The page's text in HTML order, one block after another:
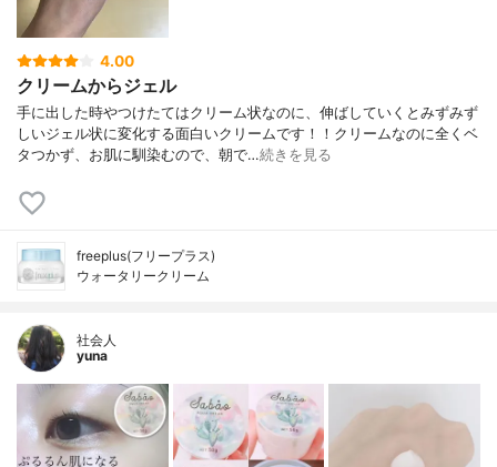
4.00
クリームからジェル
手に出した時やつけたてはクリーム状なのに、伸ばしていくとみずみず
しいジェル状に変化する面白いクリームです！！クリームなのに全くベ
タつかず、お肌に馴染むので、朝で…続きを見る
freeplus(フリープラス)
ウォータリークリーム
社会人
yuna